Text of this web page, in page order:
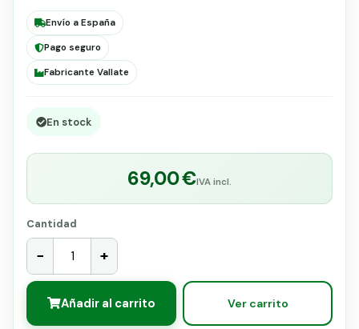
Envío a España
Pago seguro
Fabricante Vallate
En stock
69,00 €IVA incl.
Cantidad
− +
Añadir al carrito Ver carrito